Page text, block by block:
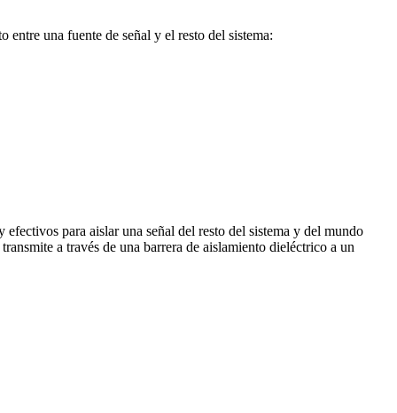
entre una fuente de señal y el resto del sistema:
para aislar una señal del resto del sistema y del mundo
a través de una barrera de aislamiento dieléctrico a un